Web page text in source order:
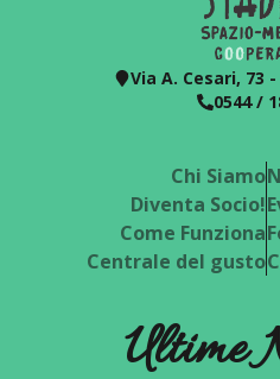
Via A. Cesari, 73
0544 /
Chi Siamo
Diventa Socio!
Come Funziona
Centrale del gusto
Ultime